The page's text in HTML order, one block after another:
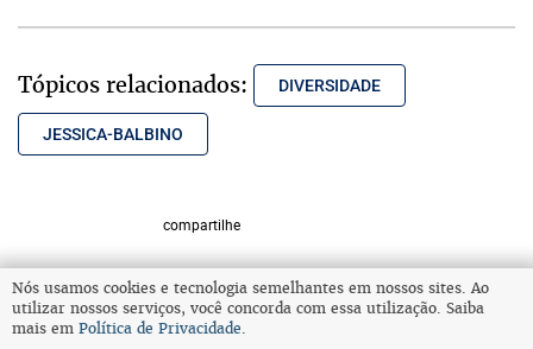
Tópicos relacionados: DIVERSIDADE
JESSICA-BALBINO
compartilhe
VOLTAR AO TOPO
Nós usamos cookies e tecnologia semelhantes em nossos sites. Ao
utilizar nossos serviços, você concorda com essa utilização. Saiba
mais em Política de Privacidade.